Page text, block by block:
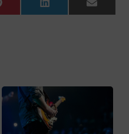
Pinterest LinkedIn Email